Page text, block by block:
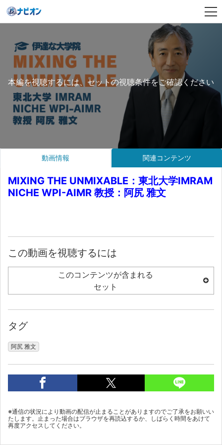
本編を視聴するには、セットの視聴条件をご確認ください
動画情報 関連コンテンツ
MIXING THE UNMIXABLE：東北大学IMRAM
NICHE WPI-AIMR 教授：阿尻 雅文
この動画を視聴するには
このコンテンツが含まれる
セット
タグ
阿尻 雅文
※通信の状況により動画の配信が止まることがありますのでご了承をお願いい
たします。止まった場合はブラウザを再読込するか、しばらく時間をあけて
再度アクセスしてください。